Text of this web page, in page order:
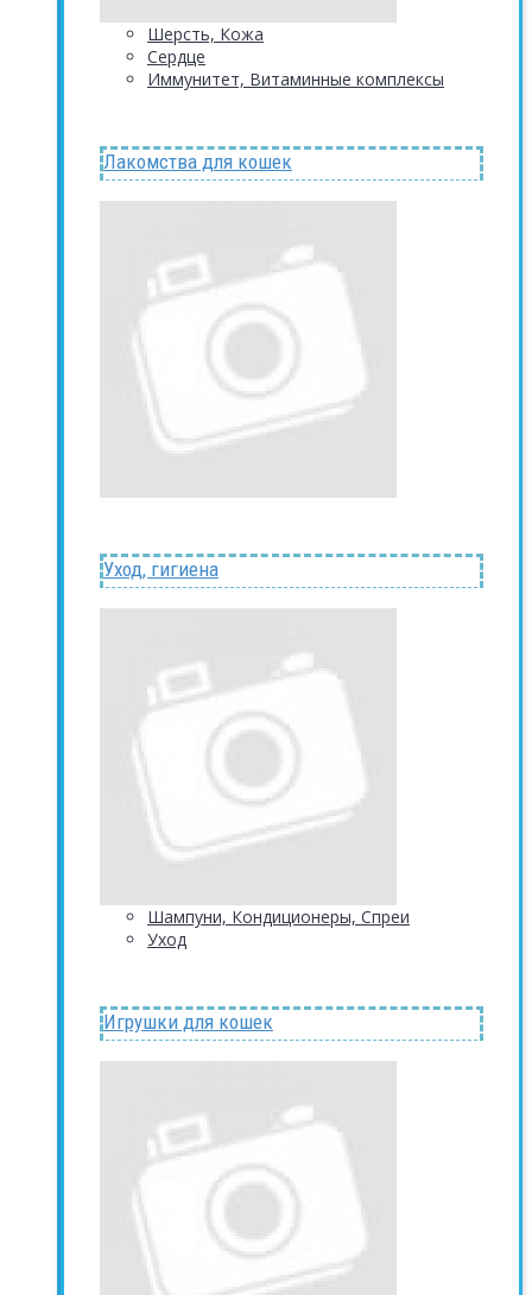
Шерсть, Кожа
Сердце
Иммунитет, Витаминные комплексы
Лакомства для кошек
Уход, гигиена
Шампуни, Кондиционеры, Спреи
Уход
Игрушки для кошек